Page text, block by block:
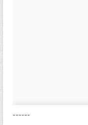
------